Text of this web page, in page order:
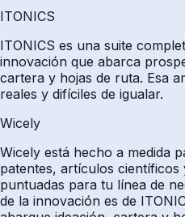
ITONICS
ITONICS es una suite
innovación que abarca
cartera y hojas de ruta. Esa
reales y difíciles de igualar.
Wicely
Wicely está hecho a medida
patentes, artículos
puntuadas para tu línea de
de la innovación es de